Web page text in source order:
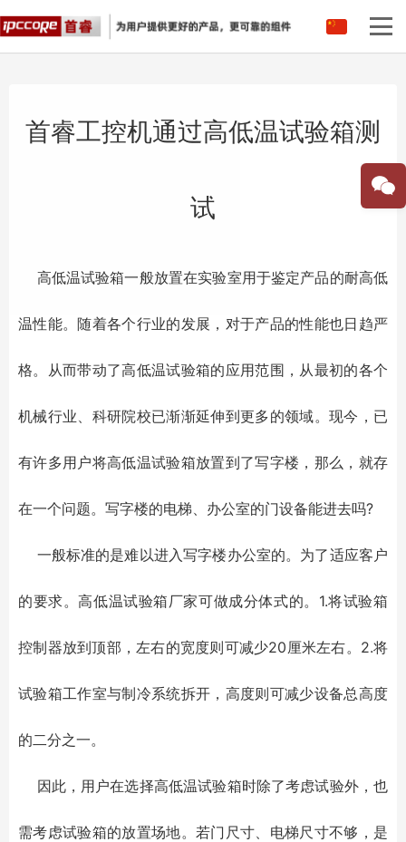
首睿工控机通过高低温试验箱测
试
高低温试验箱一般放置在实验室用于鉴定产品的耐高低
温性能。随着各个行业的发展，对于产品的性能也日趋严
格。从而带动了高低温试验箱的应用范围，从最初的各个
机械行业、科研院校已渐渐延伸到更多的领域。现今，已
有许多用户将高低温试验箱放置到了写字楼，那么，就存
在一个问题。写字楼的电梯、办公室的门设备能进去吗?
一般标准的是难以进入写字楼办公室的。为了适应客户
的要求。高低温试验箱厂家可做成分体式的。1.将试验箱
控制器放到顶部，左右的宽度则可减少20厘米左右。2.将
试验箱工作室与制冷系统拆开，高度则可减少设备总高度
的二分之一。
因此，用户在选择高低温试验箱时除了考虑试验外，也
需考虑试验箱的放置场地。若门尺寸、电梯尺寸不够，是